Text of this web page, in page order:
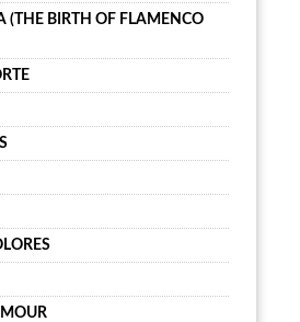
(THE BIRTH OF FLAMENCO